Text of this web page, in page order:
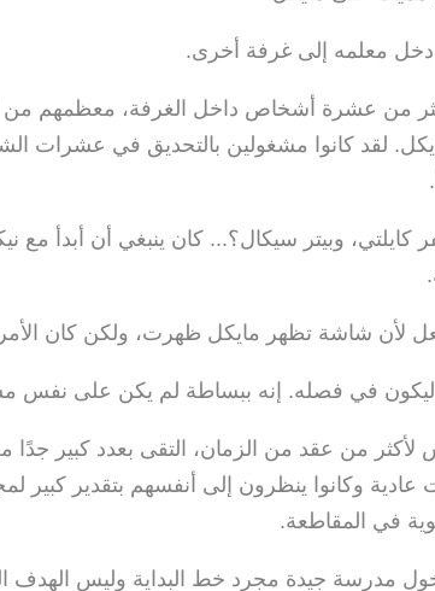
معلمه إلى غرفة أخرى.
من عشرة أشخاص داخل الغرفة، معظمهم من
لقد كانوا مشغولين بالتحديق في عشرات
كايلتي، وبيتر سيكال؟... كان ينبغي أن أبدأ مع
لأن شاشة تظهر مايكل ظهرت، ولكن كان
ليكون في فصله. إنه ببساطة لم يكن على نفس
من عقد من الزمان، التقى بعدد كبير جدًا
عادية وكانوا ينظرون إلى أنفسهم بتقدير كبير
في المقاطعة.
مدرسة جيدة مجرد خط البداية وليس الهدف